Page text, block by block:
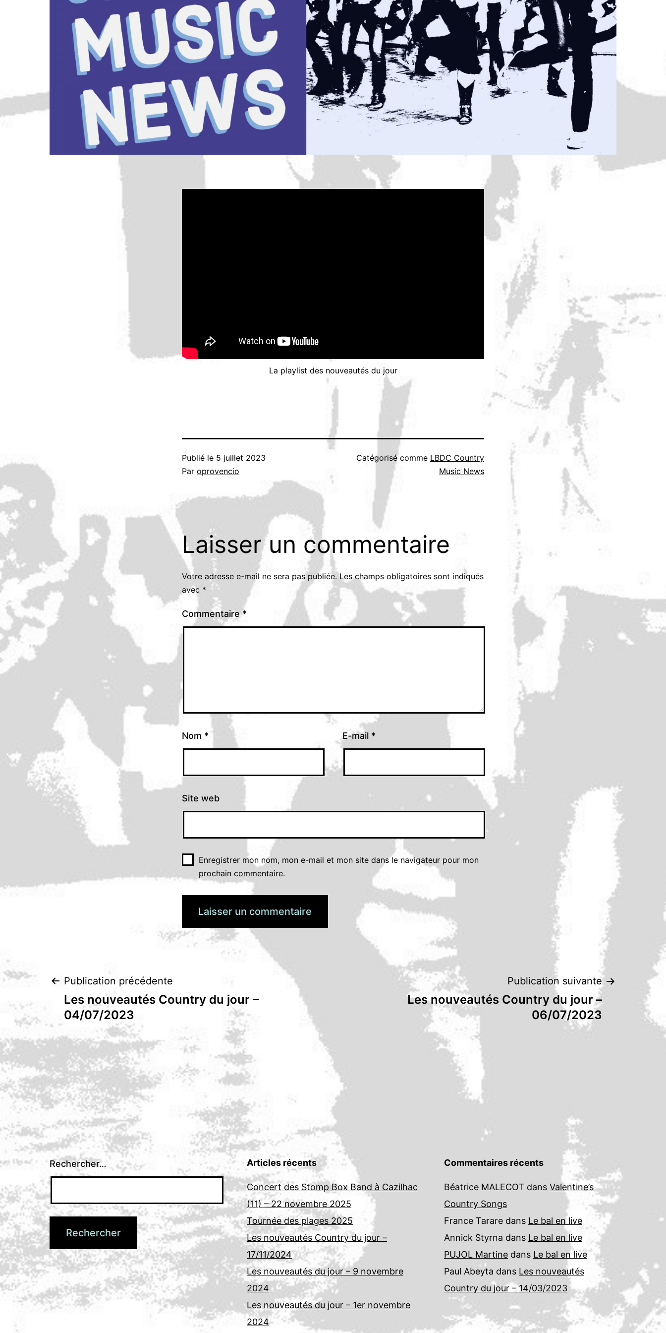
La playlist des nouveautés du jour
Publié le 5 juillet 2023
Par oprovencio
Catégorisé comme LBDC Country
Music News
Laisser un commentaire
Votre adresse e-mail ne sera pas publiée. Les champs obligatoires sont indiqués
avec *
Commentaire*
Nom * E-mail *
Site web
Enregistrer mon nom, mon e-mail et mon site dans le navigateur pour mon
prochain commentaire.
Navigation
de
l’article
Publication précédente
Les nouveautés Country du jour –
04/07/2023
Publication suivante
Les nouveautés Country du jour –
06/07/2023
Rechercher… Articles récents
Concert des Stomp Box Band à Cazilhac
(11) – 22 novembre 2025
Tournée des plages 2025
Les nouveautés Country du jour –
17/11/2024
Les nouveautés du jour – 9 novembre
2024
Les nouveautés du jour – 1er novembre
2024
Commentaires récents
Béatrice MALECOT dans Valentine’s
Country Songs
France Tarare dans Le bal en live
Annick Styrna dans Le bal en live
PUJOL Martine dans Le bal en live
Paul Abeyta dans Les nouveautés
Country du jour – 14/03/2023